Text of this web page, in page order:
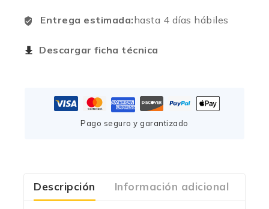
Entrega estimada:hasta 4 días hábiles
Descargar ficha técnica
Pago seguro y garantizado
Descripción Información adicional